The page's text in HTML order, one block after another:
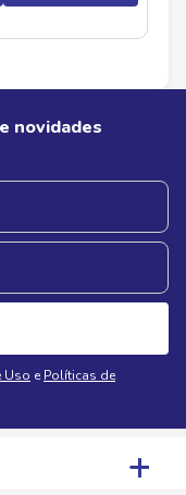
novidades
Uso e Políticas de